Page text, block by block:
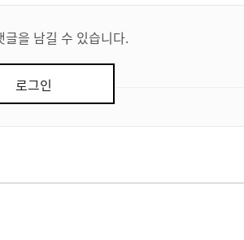
글을 남길 수 있습니다.
로그인